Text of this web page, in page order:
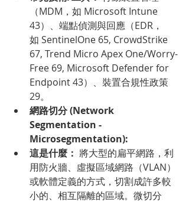
（MDM，如 Microsoft Intune
43）、端點偵測與回應（EDR，
如 SentinelOne 65, CrowdStrike
67, Trend Micro Apex One/Worry-
Free 69, Microsoft Defender for
Endpoint 43）、裝置合規性政策
29。
網路切分 (Network
Segmentation -
Microsegmentation):
這是什麼： 將大型的扁平網路，利
用防火牆、虛擬區域網路（VLAN）
或軟體定義的方式，切割成許多較
小的、相互隔離的區域。微切分